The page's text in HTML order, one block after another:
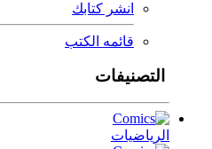
انشر كتابك
قائمه الكتب
التصنيفات
الرياضيات